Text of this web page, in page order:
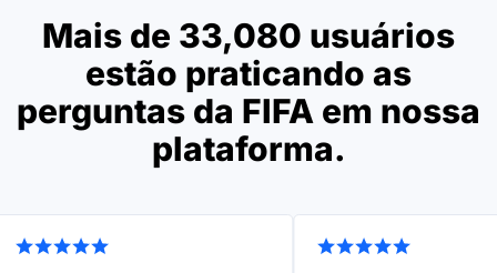
Mais de 33,080 usuários
estão praticando as
perguntas da FIFA em nossa
plataforma.